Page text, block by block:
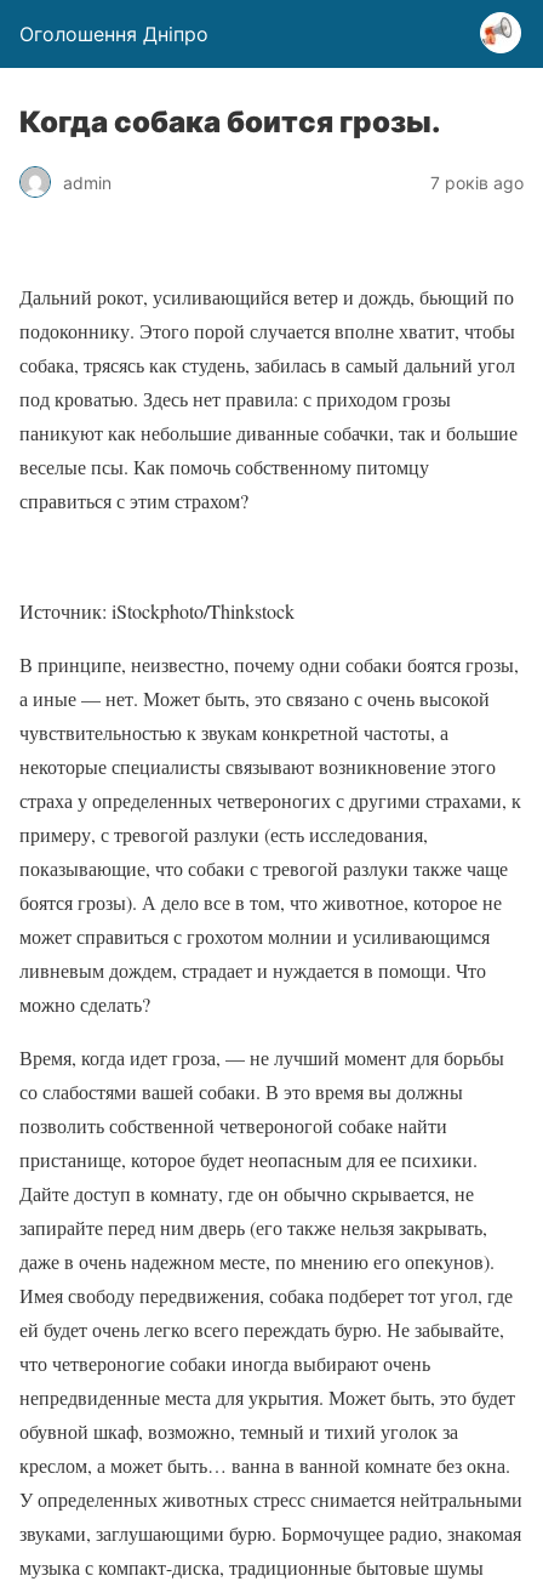
Оголошення Дніпро
Когда собака боится грозы.
admin 7 років ago
Дальний рокот, усиливающийся ветер и дождь, бьющий по
подоконнику. Этого порой случается вполне хватит, чтобы
собака, трясясь как студень, забилась в самый дальний угол
под кроватью. Здесь нет правила: с приходом грозы
паникуют как небольшие диванные собачки, так и большие
веселые псы. Как помочь собственному питомцу
справиться с этим страхом?
Источник: iStockphoto/Thinkstock
В принципе, неизвестно, почему одни собаки боятся грозы,
а иные — нет. Может быть, это связано с очень высокой
чувствительностью к звукам конкретной частоты, а
некоторые специалисты связывают возникновение этого
страха у определенных четвероногих с другими страхами, к
примеру, с тревогой разлуки (есть исследования,
показывающие, что собаки с тревогой разлуки также чаще
боятся грозы). А дело все в том, что животное, которое не
может справиться с грохотом молнии и усиливающимся
ливневым дождем, страдает и нуждается в помощи. Что
можно сделать?
Время, когда идет гроза, — не лучший момент для борьбы
со слабостями вашей собаки. В это время вы должны
позволить собственной четвероногой собаке найти
пристанище, которое будет неопасным для ее психики.
Дайте доступ в комнату, где он обычно скрывается, не
запирайте перед ним дверь (его также нельзя закрывать,
даже в очень надежном месте, по мнению его опекунов).
Имея свободу передвижения, собака подберет тот угол, где
ей будет очень легко всего переждать бурю. Не забывайте,
что четвероногие собаки иногда выбирают очень
непредвиденные места для укрытия. Может быть, это будет
обувной шкаф, возможно, темный и тихий уголок за
креслом, а может быть… ванна в ванной комнате без окна.
У определенных животных стресс снимается нейтральными
звуками, заглушающими бурю. Бормочущее радио, знакомая
музыка с компакт-диска, традиционные бытовые шумы